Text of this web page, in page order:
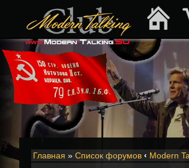
Главная » Список форумов ‹ Modern